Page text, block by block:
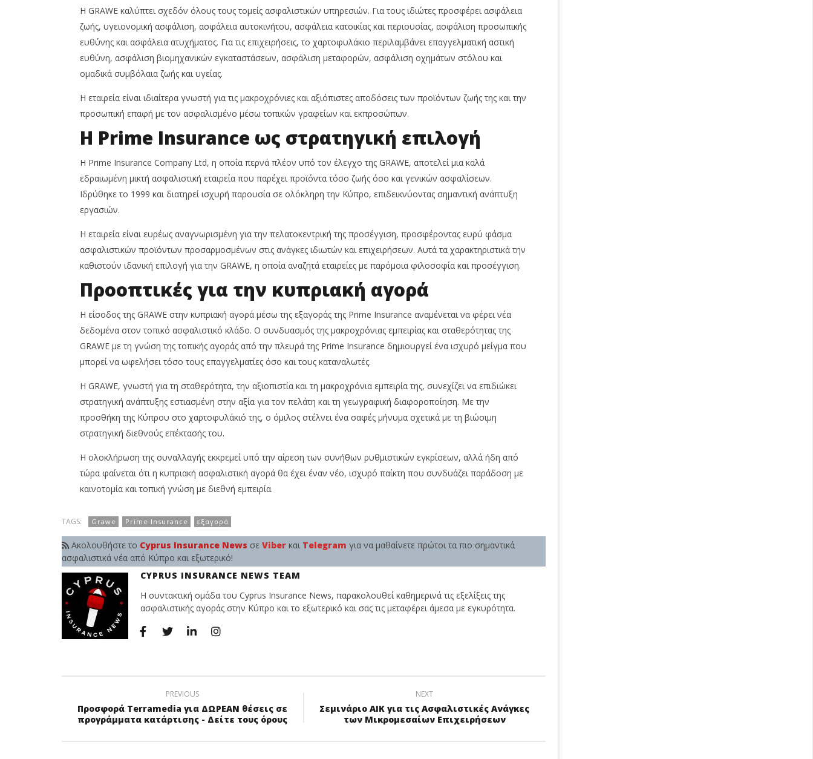
Η GRAWE καλύπτει σχεδόν όλους τους τομείς ασφαλιστικών υπηρεσιών. Για τους ιδιώτες προσφέρει ασφάλεια
ζωής, υγειονομική ασφάλιση, ασφάλεια αυτοκινήτου, ασφάλεια κατοικίας και περιουσίας, ασφάλιση προσωπικής
ευθύνης και ασφάλεια ατυχήματος. Για τις επιχειρήσεις, το χαρτοφυλάκιο περιλαμβάνει επαγγελματική αστική
ευθύνη, ασφάλιση βιομηχανικών εγκαταστάσεων, ασφάλιση μεταφορών, ασφάλιση οχημάτων στόλου και
ομαδικά συμβόλαια ζωής και υγείας.
Η εταιρεία είναι ιδιαίτερα γνωστή για τις μακροχρόνιες και αξιόπιστες αποδόσεις των προϊόντων ζωής της και την
προσωπική επαφή με τον ασφαλισμένο μέσω τοπικών γραφείων και εκπροσώπων.
Η Prime Insurance ως στρατηγική επιλογή
Η Prime Insurance Company Ltd, η οποία περνά πλέον υπό τον έλεγχο της GRAWE, αποτελεί μια καλά
εδραιωμένη μικτή ασφαλιστική εταιρεία που παρέχει προϊόντα τόσο ζωής όσο και γενικών ασφαλίσεων.
Ιδρύθηκε το 1999 και διατηρεί ισχυρή παρουσία σε ολόκληρη την Κύπρο, επιδεικνύοντας σημαντική ανάπτυξη
εργασιών.
Η εταιρεία είναι ευρέως αναγνωρισμένη για την πελατοκεντρική της προσέγγιση, προσφέροντας ευρύ φάσμα
ασφαλιστικών προϊόντων προσαρμοσμένων στις ανάγκες ιδιωτών και επιχειρήσεων. Αυτά τα χαρακτηριστικά την
καθιστούν ιδανική επιλογή για την GRAWE, η οποία αναζητά εταιρείες με παρόμοια φιλοσοφία και προσέγγιση.
Προοπτικές για την κυπριακή αγορά
Η είσοδος της GRAWE στην κυπριακή αγορά μέσω της εξαγοράς της Prime Insurance αναμένεται να φέρει νέα
δεδομένα στον τοπικό ασφαλιστικό κλάδο. Ο συνδυασμός της μακροχρόνιας εμπειρίας και σταθερότητας της
GRAWE με τη γνώση της τοπικής αγοράς από την πλευρά της Prime Insurance δημιουργεί ένα ισχυρό μείγμα που
μπορεί να ωφελήσει τόσο τους επαγγελματίες όσο και τους καταναλωτές.
Η GRAWE, γνωστή για τη σταθερότητα, την αξιοπιστία και τη μακροχρόνια εμπειρία της, συνεχίζει να επιδιώκει
στρατηγική ανάπτυξης εστιασμένη στην αξία για τον πελάτη και τη γεωγραφική διαφοροποίηση. Με την
προσθήκη της Κύπρου στο χαρτοφυλάκιό της, ο όμιλος στέλνει ένα σαφές μήνυμα σχετικά με τη βιώσιμη
στρατηγική διεθνούς επέκτασής του.
Η ολοκλήρωση της συναλλαγής εκκρεμεί υπό την αίρεση των συνήθων ρυθμιστικών εγκρίσεων, αλλά ήδη από
τώρα φαίνεται ότι η κυπριακή ασφαλιστική αγορά θα έχει έναν νέο, ισχυρό παίκτη που συνδυάζει παράδοση με
καινοτομία και τοπική γνώση με διεθνή εμπειρία.
TAGS: Grawe Prime Insurance εξαγορά
Ακολουθήστε το Cyprus Insurance News σε Viberκαι Telegram για να μαθαίνετε πρώτοι τα πιο σημαντικά
ασφαλιστικά νέα από Κύπρο και εξωτερικό!
CYPRUS INSURANCE NEWS TEAM
Η συντακτική ομάδα του Cyprus Insurance News, παρακολουθεί καθημερινά τις εξελίξεις της
ασφαλιστικής αγοράς στην Κύπρο και το εξωτερικό και σας τις μεταφέρει άμεσα με εγκυρότητα.
PREVIOUS
Προσφορά Terramedia για ΔΩΡΕΑΝ θέσεις σε
προγράμματα κατάρτισης - Δείτε τους όρους
NEXT
Σεμινάριο ΑΙΚ για τις Ασφαλιστικές Ανάγκες
των Μικρομεσαίων Επιχειρήσεων